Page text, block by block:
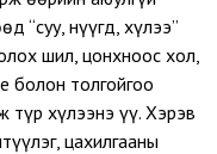
“суу, нүүгд, хүлээ”
шил, цонхноос хол,
болон толгойгоо
түр хүлээнэ үү. Хэрэв
цахилгааны